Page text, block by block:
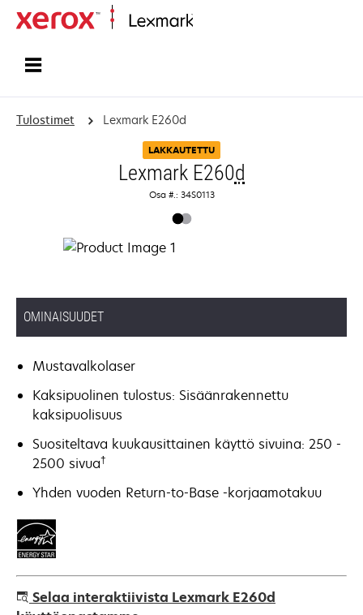
Tulostimet Lexmark E260d
LAKKAUTETTU
Lexmark E260d
Osa #.: 34S0113
OMINAISUUDET
Mustavalkolaser
Kaksipuolinen tulostus: Sisäänrakennettu
kaksipuolisuus
Suositeltava kuukausittainen käyttö sivuina: 250 -
2500 sivua†
Yhden vuoden Return-to-Base -korjaamotakuu
Selaa interaktiivista Lexmark E260d